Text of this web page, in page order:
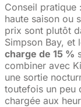
Conseil pratique
haute saison ou
prix sont plutôt
Simpson Bay, et
charge de 15 %
combiner avec
une sortie
toutefois un peu
chargée aux